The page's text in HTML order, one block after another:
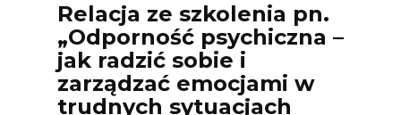
Relacja ze szkolenia pn.
„Odporność psychiczna –
jak radzić sobie i
zarządzać emocjami w
trudnych sytuacjach